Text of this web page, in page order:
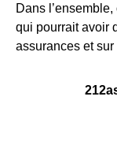
Dans
qui pourrait avoir
assurances et sur